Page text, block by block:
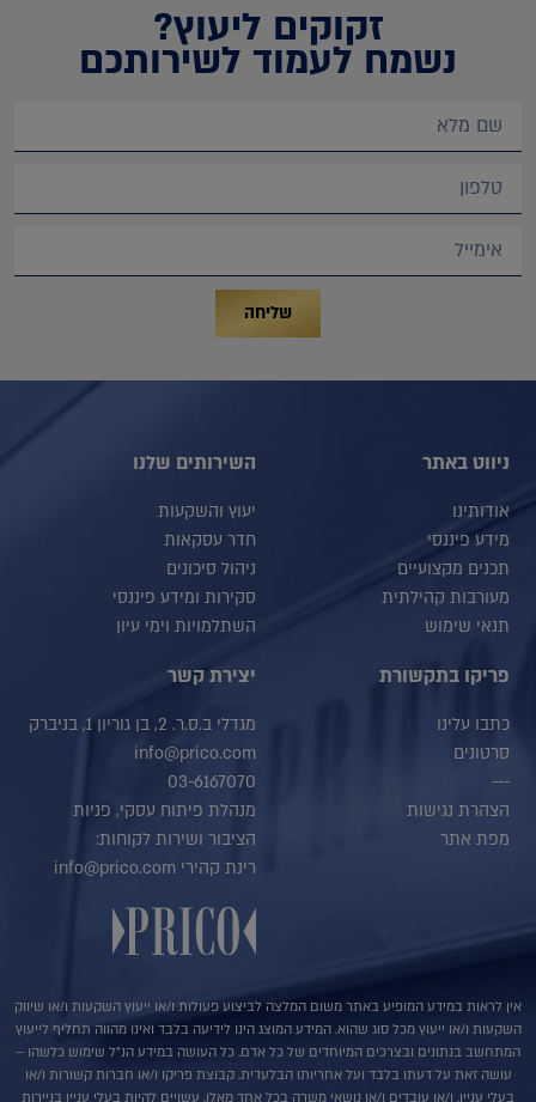
זקוקים ליעוץ?
נשמח לעמוד לשירותכם
שליחה
ניווט באתר
אודותינו
מידע פיננסי
תכנים מקצועיים
מעורבות קהילתית
תנאי שימוש
השירותים שלנו
יעוץ והשקעות
חדר עסקאות
ניהול סיכונים
סקירות ומידע פיננסי
השתלמויות וימי עיון
פריקו בתקשורת
כתבו עלינו
סרטונים
---
הצהרת נגישות
מפת אתר
יצירת קשר
מגדלי ב.ס.ר. 2, בן גוריון 1, בניברק
info@prico.com
03-6167070
מנהלת פיתוח עסקי, פניות
הציבור ושירות לקוחות:
רינת קהירי info@prico.com
אין לראות במידע המופיע באתר משום המלצה לביצוע פעולות ו/או ייעוץ השקעות ו/או שיווק
השקעות ו/או ייעוץ מכל סוג שהוא. המידע המוצג הינו לידיעה בלבד ואינו מהווה תחליף לייעוץ
המתחשב בנתונים ובצרכים המיוחדים של כל אדם. כל העושה במידע הנ"ל שימוש כלשהו –
עושה זאת על דעתו בלבד ועל אחריותו הבלעדית. קבוצת פריקו ו/או חברות קשורות ו/או
בעלי עניין, ו/או עובדים ו/או נושאי משרה בכל אחד מאלו, עשויים להיות בעלי עניין בניירות